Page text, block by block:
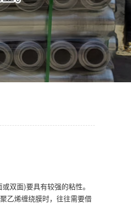
双面)要具有较强的粘性。
乙烯缠绕膜时，往往需要借